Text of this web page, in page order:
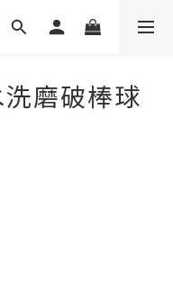
磨破棒球